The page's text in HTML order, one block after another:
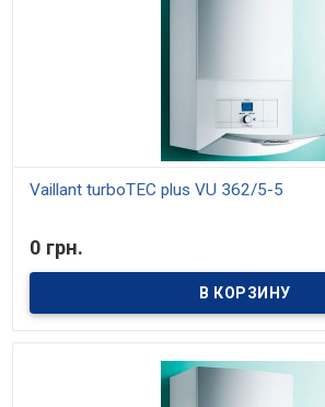
Vaillant turboTEC plus VU 362/5-5
Модели мощностью 20, 24 и 28 кВт. Средний
и приготовление горячей воды.
частичную мощность. Возможность
0 грн.